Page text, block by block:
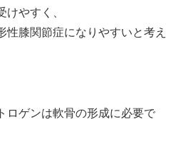
やすく、
性膝関節症になりやすいと考え
ロゲンは軟骨の形成に必要で